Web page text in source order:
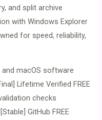
and split archive
with Windows Explorer
for speed, reliability,
macOS software
Lifetime Verified FREE
checks
GitHub FREE